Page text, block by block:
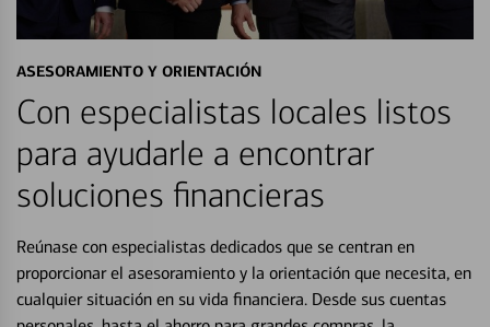
ASESORAMIENTO Y ORIENTACIÓN
Con especialistas locales listos
para ayudarle a encontrar
soluciones financieras
Reúnase con especialistas dedicados que se centran en
proporcionar el asesoramiento y la orientación que necesita, en
cualquier situación en su vida financiera. Desde sus cuentas